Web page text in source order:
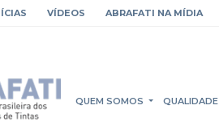
VÍDEOS ABRAFATI NA MÍDIA
QUEM SOMOS QUALIDADE